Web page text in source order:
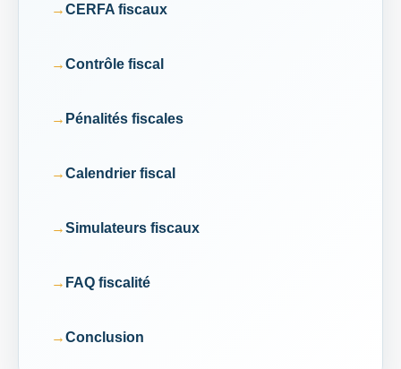
CERFA fiscaux
Contrôle fiscal
Pénalités fiscales
Calendrier fiscal
Simulateurs fiscaux
FAQ fiscalité
Conclusion